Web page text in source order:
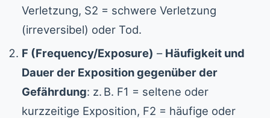
Verletzung, S2 = schwere Verletzung
(irreversibel) oder Tod.
F (Frequency/Exposure) – Häufigkeit und
Dauer der Exposition gegenüber der
Gefährdung: z. B. F1 = seltene oder
kurzzeitige Exposition, F2 = häufige oder